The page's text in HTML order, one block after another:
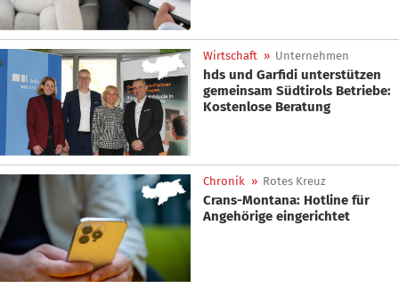
Wirtschaft » Unternehmen
hds und Garfidi unterstützen
gemeinsam Südtirols Betriebe:
Kostenlose Beratung
Chronik » Rotes Kreuz
Crans-Montana: Hotline für
Angehörige eingerichtet